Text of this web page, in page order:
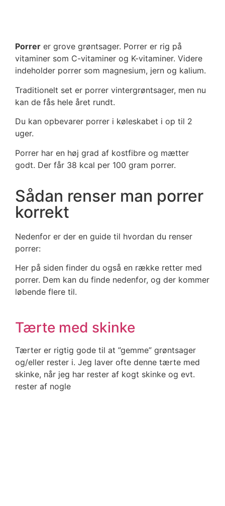
Porrer er grove grøntsager. Porrer er rig på
vitaminer som C-vitaminer og K-vitaminer. Videre
indeholder porrer som magnesium, jern og kalium.
Traditionelt set er porrer vintergrøntsager, men nu
kan de fås hele året rundt.
Du kan opbevarer porrer i køleskabet i op til 2
uger.
Porrer har en høj grad af kostfibre og mætter
godt. Der får 38 kcal per 100 gram porrer.
Sådan renser man porrer
korrekt
Nedenfor er der en guide til hvordan du renser
porrer:
Her på siden finder du også en række retter med
porrer. Dem kan du finde nedenfor, og der kommer
løbende flere til.
Tærte med skinke
Tærter er rigtig gode til at ”gemme” grøntsager
og/eller rester i. Jeg laver ofte denne tærte med
skinke, når jeg har rester af kogt skinke og evt.
rester af nogle